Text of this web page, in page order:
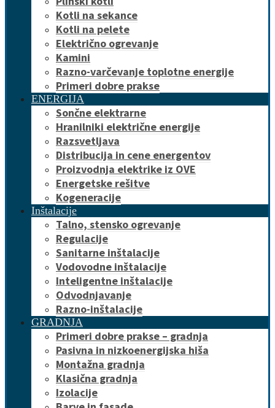
Kotli na sekance
Kotli na pelete
Električno ogrevanje
Kamini
Razno-varčevanje toplotne energije
Primeri dobre prakse
ENERGIJA
Sončne elektrarne
Hranilniki električne energije
Razsvetljava
Distribucija in cene energentov
Proizvodnja elektrike iz OVE
Energetske rešitve
Kogeneracije
Inštalacije
Talno, stensko ogrevanje
Regulacije
Sanitarne inštalacije
Vodovodne inštalacije
Inteligentne inštalacije
Odvodnjavanje
Razno-inštalacije
GRADNJA
Primeri dobre prakse – gradnja
Pasivna in nizkoenergijska hiša
Montažna gradnja
Klasična gradnja
Izolacije